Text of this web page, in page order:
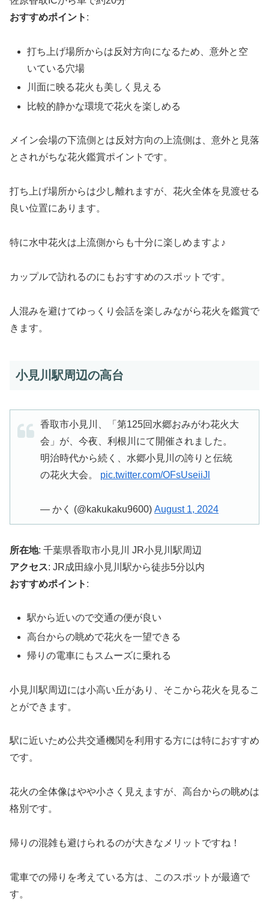
おすすめポイント :
打ち上げ場所からは反対方向になるため、意外と空
いている穴場
川面に映る花火も美しく見える
比較的静かな環境で花火を楽しめる
メイン会場の下流側とは反対方向の上流側は、意外と見落
とされがちな花火鑑賞ポイントです。
打ち上げ場所からは少し離れますが、花火全体を見渡せる
良い位置にあります。
特に水中花火は上流側からも十分に楽しめますよ♪
カップルで訪れるのにもおすすめのスポットです。
人混みを避けてゆっくり会話を楽しみながら花火を鑑賞で
きます。
小見川駅周辺の高台
香取市小見川、「第125回水郷おみがわ花火大
会」が、今夜、利根川にて開催されました。
明治時代から続く、水郷小見川の誇りと伝統
の花火大会。 pic.twitter.com/OFsUseiiJl
— かく (@kakukaku9600) August 1, 2024
所在地: 千葉県香取市小見川 JR小見川駅周辺
アクセス: JR成田線小見川駅から徒歩5分以内
おすすめポイント :
駅から近いので交通の便が良い
高台からの眺めで花火を一望できる
帰りの電車にもスムーズに乗れる
小見川駅周辺には小高い丘があり、そこから花火を見るこ
とができます。
駅に近いため公共交通機関を利用する方には特におすすめ
です。
花火の全体像はやや小さく見えますが、高台からの眺めは
格別です。
帰りの混雑も避けられるのが大きなメリットですね！
電車での帰りを考えている方は、このスポットが最適で
す。